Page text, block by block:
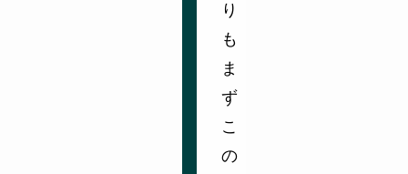
り
も
ま
ず
こ
の